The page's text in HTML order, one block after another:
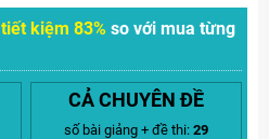
tiết kiệm 83% so với mua từng
CẢ CHUYÊN ĐỀ
số bài giảng + đề thi: 29